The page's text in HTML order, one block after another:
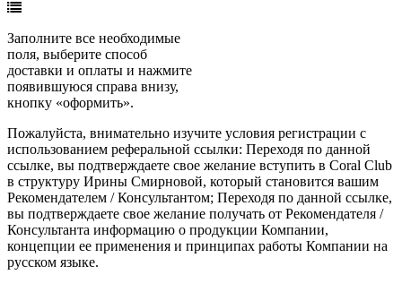
Заполните все необходимые
поля, выберите способ
доставки и оплаты и нажмите
появившуюся справа внизу,
кнопку «оформить».
Пожалуйста, внимательно изучите условия регистрации с
использованием реферальной ссылки: Переходя по данной
ссылке, вы подтверждаете свое желание вступить в Coral Club
в структуру Ирины Смирновой, который становится вашим
Рекомендателем / Консультантом; Переходя по данной ссылке,
вы подтверждаете свое желание получать от Рекомендателя /
Консультанта информацию о продукции Компании,
концепции ее применения и принципах работы Компании на
русском языке.